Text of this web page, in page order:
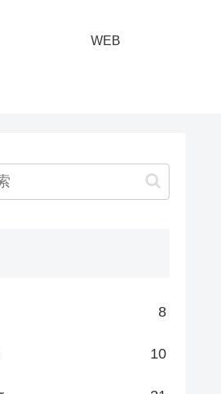
WEB
8
10